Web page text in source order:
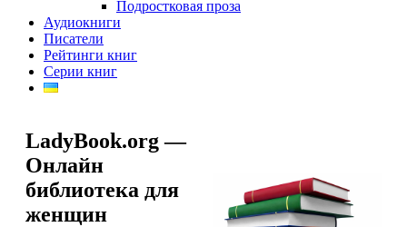
Подростковая проза
Аудиокниги
Писатели
Рейтинги книг
Серии книг
LadyBook.org —
Онлайн
библиотека для
женщин